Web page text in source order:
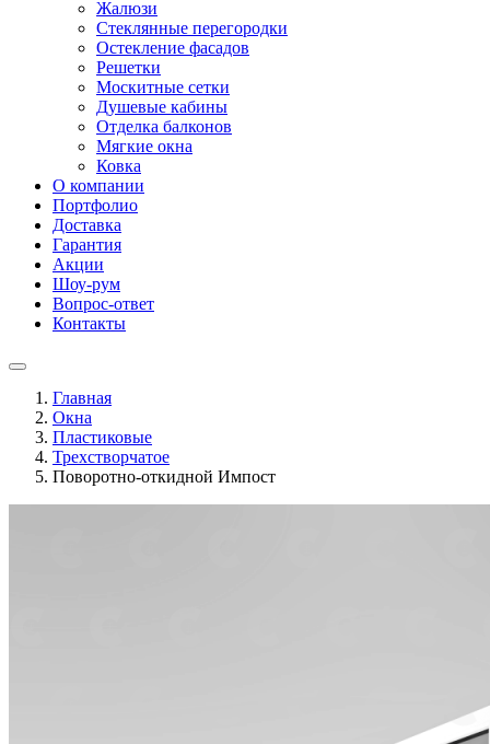
Жалюзи
Стеклянные перегородки
Остекление фасадов
Решетки
Москитные сетки
Душевые кабины
Отделка балконов
Мягкие окна
Ковка
О компании
Портфолио
Доставка
Гарантия
Акции
Шоу-рум
Вопрос-ответ
Контакты
Главная
Окна
Пластиковые
Трехстворчатое
Поворотно-откидной Импост